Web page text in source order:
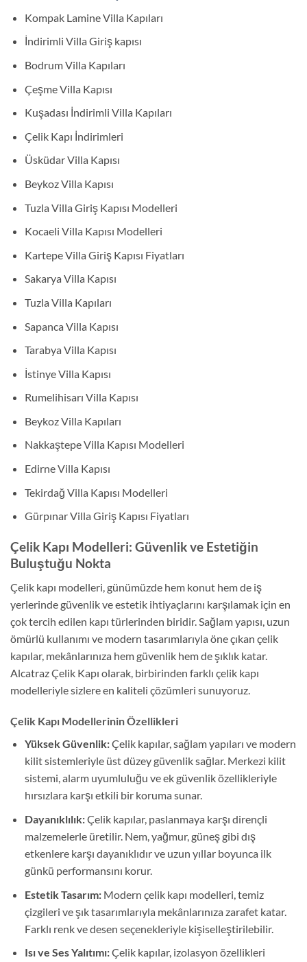
Kompak Lamine Villa Kapıları
İndirimli Villa Giriş kapısı
Bodrum Villa Kapıları
Çeşme Villa Kapısı
Kuşadası İndirimli Villa Kapıları
Çelik Kapı İndirimleri
Üsküdar Villa Kapısı
Beykoz Villa Kapısı
Tuzla Villa Giriş Kapısı Modelleri
Kocaeli Villa Kapısı Modelleri
Kartepe Villa Giriş Kapısı Fiyatları
Sakarya Villa Kapısı
Tuzla Villa Kapıları
Sapanca Villa Kapısı
Tarabya Villa Kapısı
İstinye Villa Kapısı
Rumelihisarı Villa Kapısı
Beykoz Villa Kapıları
Nakkaştepe Villa Kapısı Modelleri
Edirne Villa Kapısı
Tekirdağ Villa Kapısı Modelleri
Gürpınar Villa Giriş Kapısı Fiyatları
Çelik Kapı Modelleri: Güvenlik ve Estetiğin
Buluştuğu Nokta
Çelik kapı modelleri, günümüzde hem konut hem de iş
yerlerinde güvenlik ve estetik ihtiyaçlarını karşılamak için en
çok tercih edilen kapı türlerinden biridir. Sağlam yapısı, uzun
ömürlü kullanımı ve modern tasarımlarıyla öne çıkan çelik
kapılar, mekânlarınıza hem güvenlik hem de şıklık katar.
Alcatraz Çelik Kapı olarak, birbirinden farklı çelik kapı
modelleriyle sizlere en kaliteli çözümleri sunuyoruz.
Çelik Kapı Modellerinin Özellikleri
Yüksek Güvenlik:Çelik kapılar, sağlam yapıları ve modern
kilit sistemleriyle üst düzey güvenlik sağlar. Merkezi kilit
sistemi, alarm uyumluluğu ve ek güvenlik özellikleriyle
hırsızlara karşı etkili bir koruma sunar.
Dayanıklılık:Çelik kapılar, paslanmaya karşı dirençli
malzemelerle üretilir. Nem, yağmur, güneş gibi dış
etkenlere karşı dayanıklıdır ve uzun yıllar boyunca ilk
günkü performansını korur.
Estetik Tasarım:Modern çelik kapı modelleri, temiz
çizgileri ve şık tasarımlarıyla mekânlarınıza zarafet katar.
Farklı renk ve desen seçenekleriyle kişiselleştirilebilir.
Isı ve Ses Yalıtımı:Çelik kapılar, izolasyon özellikleri